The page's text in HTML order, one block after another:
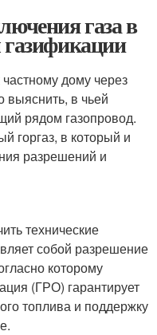
газа в
дому через
выяснить, в чьей
рядом газопровод.
горгаз, в который и
разрешений и
технические
собой разрешение
которому
(ГРО) гарантирует
топлива и поддержку